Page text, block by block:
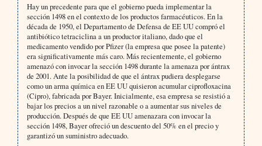
Hay un precedente para que el gobierno pueda implementar la
sección 1498 en el contexto de los productos farmacéuticos. En la
década de 1950, el Departamento de Defensa de EE UU compró el
antibiótico tetraciclina a un productor italiano, dado que el
medicamento vendido por Pfizer (la empresa que posee la patente)
era significativamente más caro. Más recientemente, el gobierno
amenazó con invocar la sección 1498 durante la amenaza por ántrax
de 2001. Ante la posibilidad de que el ántrax pudiera desplegarse
como un arma química en EE UU quisieron acumular ciprofloxacina
(Cipro), fabricada por Bayer. Inicialmente, esa empresa se resistió a
bajar los precios a un nivel razonable o a aumentar sus niveles de
producción. Después de que EE UU amenazara con invocar la
sección 1498, Bayer ofreció un descuento del 50% en el precio y
garantizó un suministro adecuado.